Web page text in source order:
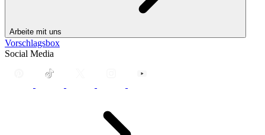
Arbeite mit uns
Vorschlagsbox
Social Media